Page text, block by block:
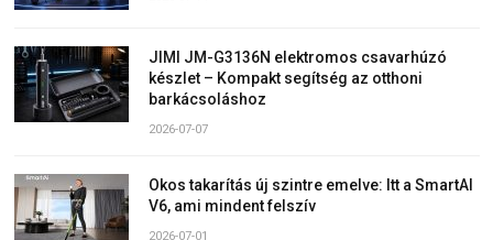
JIMI JM-G3136N elektromos csavarhúzó
készlet – Kompakt segítség az otthoni
barkácsoláshoz
2026-07-07
Okos takarítás új szintre emelve: Itt a SmartAI
V6, ami mindent felszív
2026-07-01